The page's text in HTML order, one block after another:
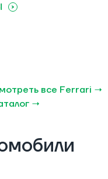
все Ferrari →
→